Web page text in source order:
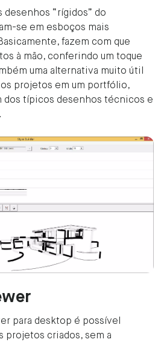
desenhos “rígidos” do
se em esboços mais
fazem com que
à mão, conferindo um toque
uma alternativa muito útil
projetos em um portfólio,
dos típicos desenhos técnicos e
para desktop é possível
projetos criados, sem a